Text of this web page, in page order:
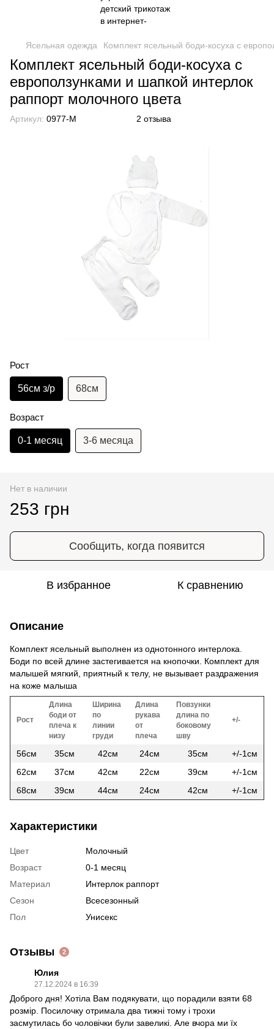
Ясельная одежда Комплект ясельный боди-косуха с
Комплект ясельный боди-косуха с
евроползунками и шапкой интерлок
раппорт молочного цвета
Артикул: 0977-M 2 отзыва
Рост
56см з/р 68см
Возраст
0-1 месяц 3-6 месяца
Нет в наличии
253 грн
Сообщить, когда появится
В избранное К сравнению
Описание
Комплект ясельный выполнен из однотонного интерлока.
Боди по всей длине застегивается на кнопочки. Комплект для
малышей мягкий, приятный к телу, не вызывает раздражения
на коже малыша
Рост
Длина
боди от
плеча к
низу
Ширина
по
линии
груди
Длина
рукава
от
плеча
Повзунки
длина по
боковому
шву
+/-
56см 35см 42см 24см 35см
+/-1см
62см
37см 42см 22см 39см
+/-1см
68см
39см 44см 24см 42см +/-1см
Характеристики
Цвет
Молочный
Возраст
0-1 месяц
Материал
Интерлок раппорт
Сезон
Всесезонный
Пол
Унисекс
Отзывы 2
Юлия
27.12.2024 в 16:39
Доброго дня! Хотіла Вам подякувати, що порадили взяти 68
розмір. Посилочку отримала два тижні тому і трохи
засмутилась бо чоловічки були завеликі. Але вчора ми їх